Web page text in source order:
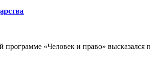
«Человек и право»